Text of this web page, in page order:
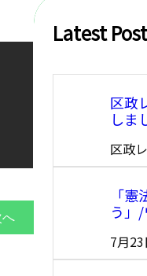
Latest
区政
しま
区政
「
う」
7月